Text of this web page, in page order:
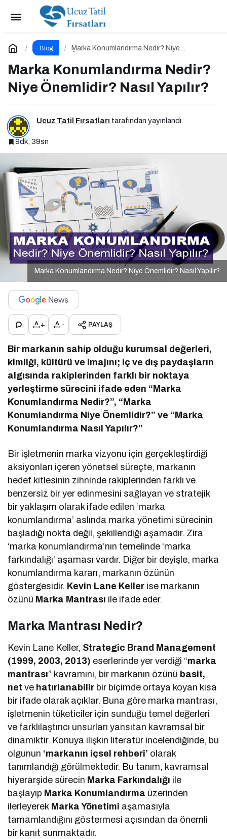
Blog
Marka Konumlandırma Nedir? Niye
Marka Konumlandırma Nedir?
Niye Önemlidir? Nasıl Yapılır?
Ucuz Tatil Fırsatları tarafından yayınlandı
9dk, 39sn
Marka Konumlandırma Nedir? Niye Önemlidir? Nasıl Yapılır?
+ - PAYLAŞ
Bir markanın sahip olduğu kurumsal değerleri,
kimliği, kültürü ve imajını; iç ve dış paydaşların
algısında rakiplerinden farklı bir noktaya
yerleştirme sürecini ifade eden “Marka
Konumlandırma Nedir?”, “Marka
Konumlandırma Niye Önemlidir?” ve “Marka
Konumlandırma Nasıl Yapılır?”
Bir işletmenin marka vizyonu için gerçekleştirdiği
aksiyonları içeren yönetsel süreçte, markanın
hedef kitlesinin zihninde rakiplerinden farklı ve
benzersiz bir yer edinmesini sağlayan ve stratejik
bir yaklaşım olarak ifade edilen ‘marka
konumlandırma’ aslında marka yönetimi sürecinin
başladığı nokta değil, şekillendiği aşamadır. Zira
‘marka konumlandırma’nın temelinde ‘marka
farkındalığı’ aşaması vardır. Diğer bir deyişle, marka
konumlandırma kararı, markanın özünün
göstergesidir. Kevin Lane Keller ise markanın
özünü Marka Mantrası ile ifade eder.
Marka Mantrası Nedir?
Kevin Lane Keller, Strategic Brand Management
(1999, 2003, 2013) eserlerinde yer verdiği “marka
mantrası” kavramını, bir markanın özünü basit,
net ve hatırlanabilir bir biçimde ortaya koyan kısa
bir ifade olarak açıklar. Buna göre marka mantrası,
işletmenin tüketiciler için sunduğu temel değerleri
ve farklılaştırıcı unsurları yansıtan kavramsal bir
dinamiktir. Konuya ilişkin literatür incelendiğinde, bu
olgunun ‘markanın içsel rehberi’ olarak
tanımlandığı görülmektedir. Bu tanım, kavramsal
hiyerarşide sürecin Marka Farkındalığı ile
başlayıp Marka Konumlandırma üzerinden
ilerleyerek Marka Yönetimi aşamasıyla
tamamlandığını göstermesi açısından da önemli
bir kanıt sunmaktadır.
Kağıthane Çilingir